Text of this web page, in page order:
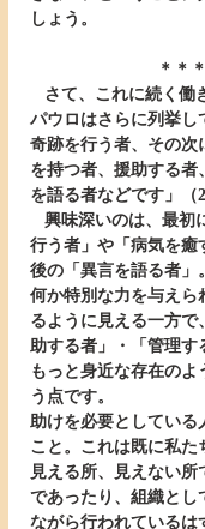
しょう。
＊＊
パウロはさらに列挙し
奇跡を行う者、その次
を持つ者、援助する者
を語る者などです」（
行う者」や「病気を癒
後の「異言を語る者」
何か特別な力を与えら
るように見える一方で
助する者」・「管理す
もっと身近な存在の
う点です。
助けを必要としている
こと。これは既に私た
見える所、見えない
であったり、組織とし
ながら行われているは